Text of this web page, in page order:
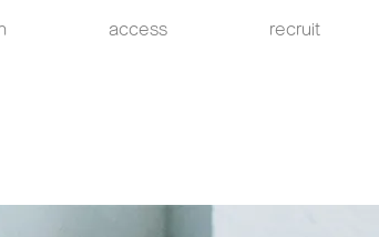
access recruit